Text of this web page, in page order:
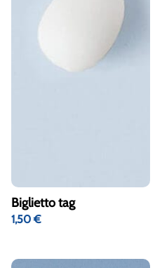
Biglietto tag
1,50€